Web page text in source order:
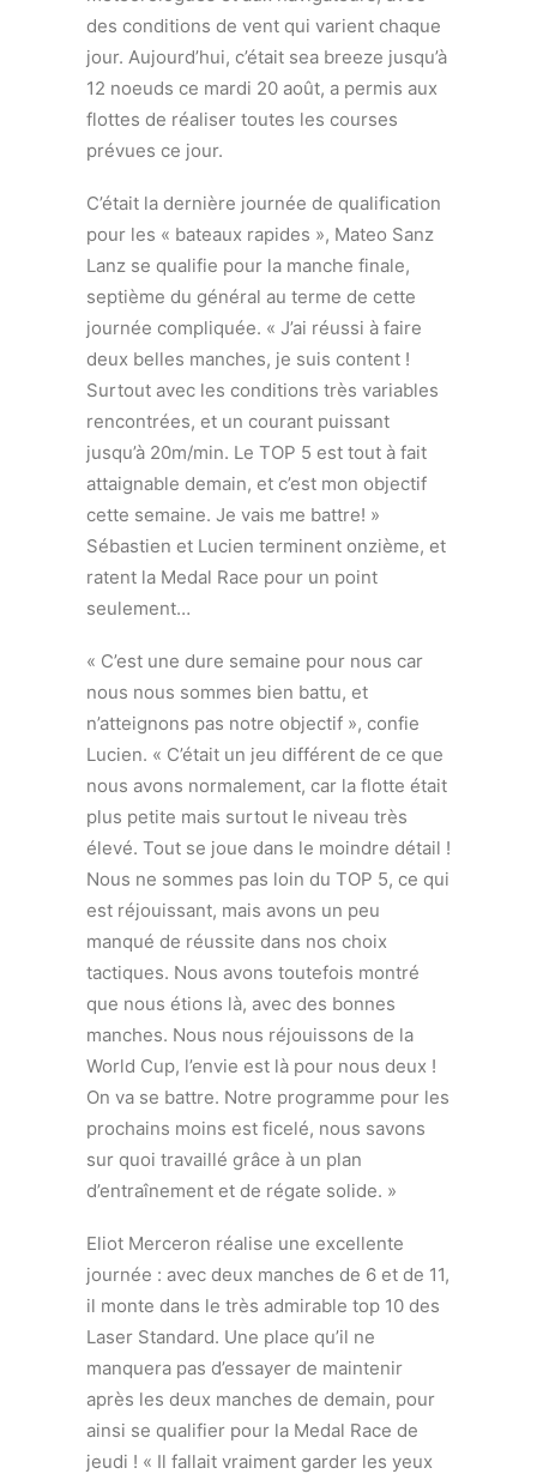
des conditions de vent qui varient chaque
jour. Aujourd’hui, c’était sea breeze jusqu’à
12 noeuds ce mardi 20 août, a permis aux
flottes de réaliser toutes les courses
prévues ce jour.
C’était la dernière journée de qualification
pour les « bateaux rapides », Mateo Sanz
Lanz se qualifie pour la manche finale,
septième du général au terme de cette
journée compliquée. « J’ai réussi à faire
deux belles manches, je suis content !
Surtout avec les conditions très variables
rencontrées, et un courant puissant
jusqu’à 20m/min. Le TOP 5 est tout à fait
attaignable demain, et c’est mon objectif
cette semaine. Je vais me battre! »
Sébastien et Lucien terminent onzième, et
ratent la Medal Race pour un point
seulement…
« C’est une dure semaine pour nous car
nous nous sommes bien battu, et
n’atteignons pas notre objectif », confie
Lucien. « C’était un jeu différent de ce que
nous avons normalement, car la flotte était
plus petite mais surtout le niveau très
élevé. Tout se joue dans le moindre détail !
Nous ne sommes pas loin du TOP 5, ce qui
est réjouissant, mais avons un peu
manqué de réussite dans nos choix
tactiques. Nous avons toutefois montré
que nous étions là, avec des bonnes
manches. Nous nous réjouissons de la
World Cup, l’envie est là pour nous deux !
On va se battre. Notre programme pour les
prochains moins est ficelé, nous savons
sur quoi travaillé grâce à un plan
d’entraînement et de régate solide. »
Eliot Merceron réalise une excellente
journée : avec deux manches de 6 et de 11,
il monte dans le très admirable top 10 des
Laser Standard. Une place qu’il ne
manquera pas d’essayer de maintenir
après les deux manches de demain, pour
ainsi se qualifier pour la Medal Race de
jeudi ! « Il fallait vraiment garder les yeux